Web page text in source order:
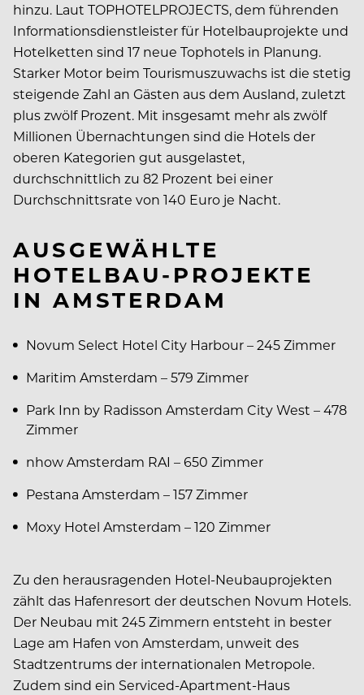
hinzu. Laut TOPHOTELPROJECTS, dem führenden
Informationsdienstleister für Hotelbauprojekte und
Hotelketten sind 17 neue Tophotels in Planung.
Starker Motor beim Tourismuszuwachs ist die stetig
steigende Zahl an Gästen aus dem Ausland, zuletzt
plus zwölf Prozent. Mit insgesamt mehr als zwölf
Millionen Übernachtungen sind die Hotels der
oberen Kategorien gut ausgelastet,
durchschnittlich zu 82 Prozent bei einer
Durchschnittsrate von 140 Euro je Nacht.
AUSGEWÄHLTE
HOTELBAU-PROJEKTE
IN AMSTERDAM
Novum Select Hotel City Harbour – 245 Zimmer
Maritim Amsterdam – 579 Zimmer
Park Inn by Radisson Amsterdam City West – 478
Zimmer
nhow Amsterdam RAI – 650 Zimmer
Pestana Amsterdam – 157 Zimmer
Moxy Hotel Amsterdam – 120 Zimmer
Zu den herausragenden Hotel-Neubauprojekten
zählt das Hafenresort der deutschen Novum Hotels.
Der Neubau mit 245 Zimmern entsteht in bester
Lage am Hafen von Amsterdam, unweit des
Stadtzentrums der internationalen Metropole.
Zudem sind ein Serviced-Apartment-Haus